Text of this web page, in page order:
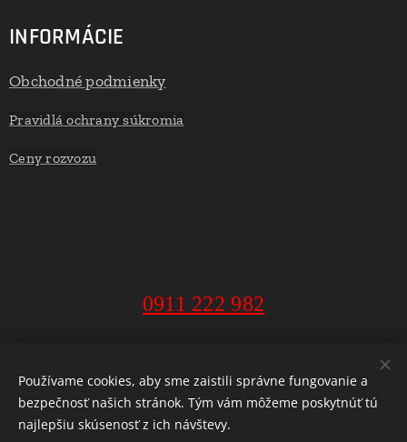
INFORMÁCIE
Obchodné podmienky
Pravidlá ochrany súkromia
Ceny rozvozu
0911 222 982
MarketExpress - donáška alko a potravín Banská Bystrica, 2018
Cookies
Používame cookies, aby sme zaistili správne fungovanie a
bezpečnosť našich stránok. Tým vám môžeme poskytnúť tú
najlepšiu skúsenosť z ich návštevy.